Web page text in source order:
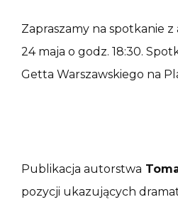
Zapraszamy na spotkanie
24 maja o godz. 18:30.
Getta Warszawskiego na
Publikacja autorstwa
pozycji ukazujących